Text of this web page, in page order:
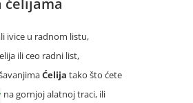
ćelijama
ivice u radnom listu,
ili ceo radni list,
Ćelija tako što ćete
na gornjoj alatnoj traci, ili